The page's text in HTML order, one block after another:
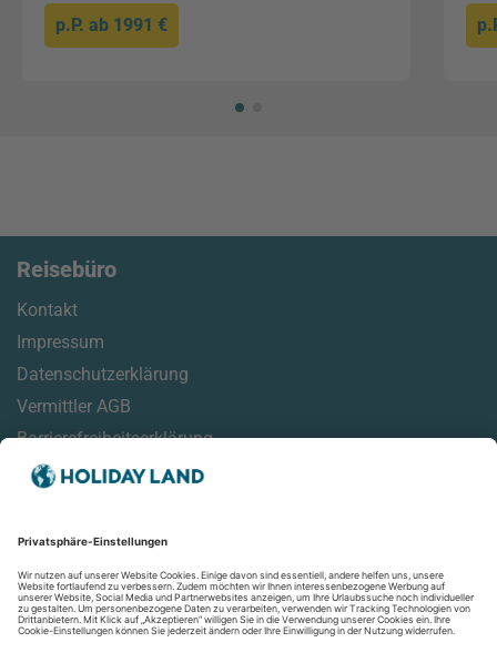
p.P. ab 1991 €
Reisebüro
Kontakt
Impressum
Datenschutzerklärung
Vermittler AGB
Barrierefreiheitserklärung
Reisemonitor
Online Check-In Informationen
Reisehinweise